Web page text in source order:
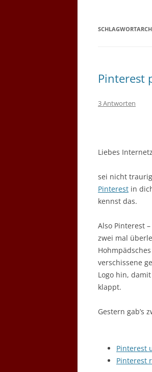
Pinterest
3 Antworten
Liebes
sei nicht
Pinterest in
kennst das.
Also Pinterest
zwei mal
verschissene
Logo hin,
klappt.
Gestern gab’s
Pinterest
Pinterest